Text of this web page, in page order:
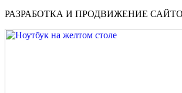
РАЗРАБОТКА И ПРОДВИЖЕНИЕ